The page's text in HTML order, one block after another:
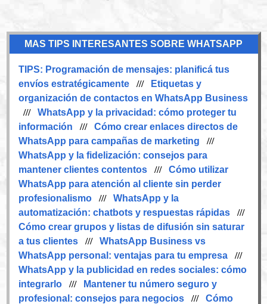
MAS TIPS INTERESANTES SOBRE WHATSAPP
TIPS: Programación de mensajes: planificá tus
envíos estratégicamente///
Etiquetas y
organización de contactos en WhatsApp Business
/// WhatsApp y la privacidad: cómo proteger tu
información /// Cómo crear enlaces directos de
WhatsApp para campañas de marketing ///
WhatsApp y la fidelización: consejos para
mantener clientes contentos/// Cómo utilizar
WhatsApp para atención al cliente sin perder
profesionalismo/// WhatsApp y la
automatización: chatbots y respuestas rápidas///
Cómo crear grupos y listas de difusión sin saturar
a tus clientes/// WhatsApp Business vs
WhatsApp personal: ventajas para tu empresa///
WhatsApp y la publicidad en redes sociales: cómo
integrarlo///
Mantener tu número seguro y
profesional: consejos para negocios/// Cómo